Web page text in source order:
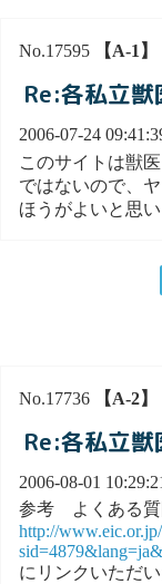
No.17595 【A-1】
Re:各私立
2006-07-24
このサイトは獣
ではないので、
ほうがよいと思い
No.17736 【A-2】
Re:各私立
2006-08-01
参考 よくある質
http://
にリンクいただ